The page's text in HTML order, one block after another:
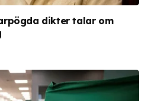
dikter talar om